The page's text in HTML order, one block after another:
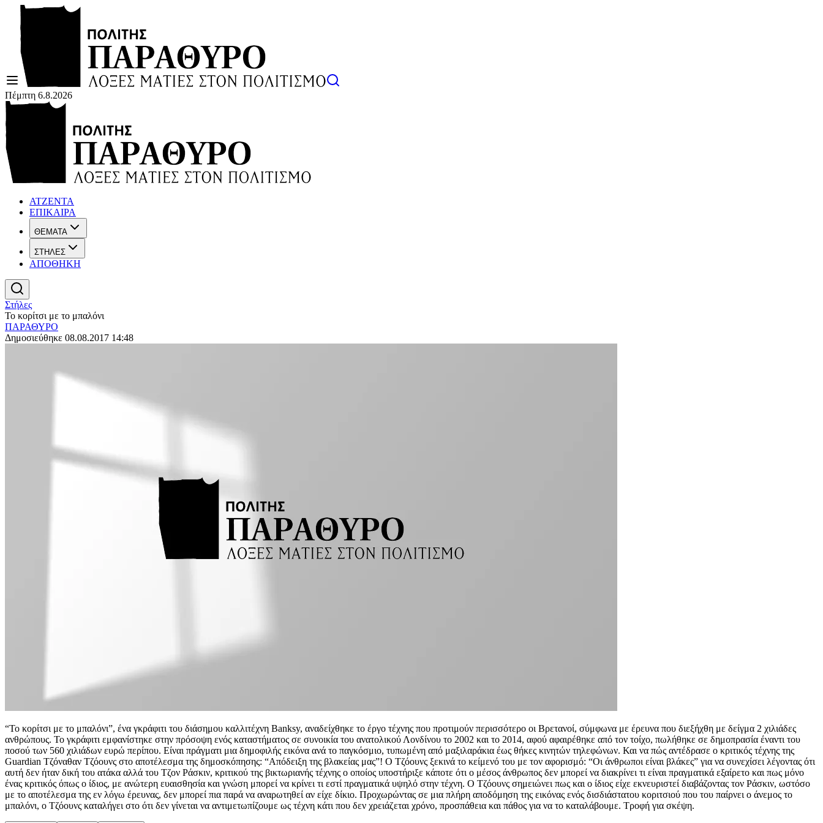
Πέμπτη 6.8.2026
ΑΤΖΕΝΤΑ
ΕΠΙΚΑΙΡΑ
ΘΕΜΑΤΑ
ΣΤΗΛΕΣ
ΑΠΟΘΗΚΗ
Στήλες
Το κορίτσι με το μπαλόνι
ΠΑΡΑΘΥΡΟ
Δημοσιεύθηκε 08.08.2017 14:48
“Το κορίτσι με το μπαλόνι”, ένα γκράφιτι του διάσημου καλλιτέχνη Banksy, αναδείχθηκε το έργο τέχνης που προτιμούν περισσότερο οι Βρετανοί, σύμφωνα με έρευνα που διεξήχθη με δείγμα 2 χιλιάδες
ανθρώπους. Το γκράφιτι εμφανίστηκε στην πρόσοψη ενός καταστήματος σε συνοικία του ανατολικού Λονδίνου το 2002 και το 2014, αφού αφαιρέθηκε από τον τοίχο, πωλήθηκε σε δημοπρασία έναντι του
ποσού των 560 χιλιάδων ευρώ περίπου. Είναι πράγματι μια δημοφιλής εικόνα ανά το παγκόσμιο, τυπωμένη από μαξιλαράκια έως θήκες κινητών τηλεφώνων. Και να πώς αντέδρασε ο κριτικός τέχνης της
Guardian Τζόναθαν Τζόουνς στο αποτέλεσμα της δημοσκόπησης: “Απόδειξη της βλακείας μας”! Ο Τζόουνς ξεκινά το κείμενό του με τον αφορισμό: “Οι άνθρωποι είναι βλάκες” για να συνεχίσει λέγοντας ότι
αυτή δεν ήταν δική του ατάκα αλλά του Τζον Ράσκιν, κριτικού της βικτωριανής τέχνης ο οποίος υποστήριξε κάποτε ότι ο μέσος άνθρωπος δεν μπορεί να διακρίνει τι είναι πραγματικά εξαίρετο και πως μόνο
ένας κριτικός όπως ο ίδιος, με ανώτερη ευαισθησία και γνώση μπορεί να κρίνει τι εστί πραγματικά υψηλό στην τέχνη. Ο Τζόουνς σημειώνει πως και ο ίδιος είχε εκνευριστεί διαβάζοντας τον Ράσκιν, ωστόσο
με το αποτέλεσμα της εν λόγω έρευνας, δεν μπορεί πια παρά να αναρωτηθεί αν είχε δίκιο. Προχωρώντας σε μια πλήρη αποδόμηση της εικόνας ενός δισδιάστατου κοριτσιού που του παίρνει ο άνεμος το
μπαλόνι, ο Τζόουνς καταλήγει στο ότι δεν γίνεται να αντιμετωπίζουμε ως τέχνη κάτι που δεν χρειάζεται χρόνο, προσπάθεια και πάθος για να το καταλάβουμε. Τροφή για σκέψη.